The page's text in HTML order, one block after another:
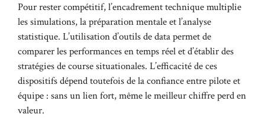
Pour rester compétitif, l’encadrement technique multiplie
les simulations, la préparation mentale et l’analyse
statistique. L’utilisation d’outils de data permet de
comparer les performances en temps réel et d’établir des
stratégies de course situationales. L’efficacité de ces
dispositifs dépend toutefois de la confiance entre pilote et
équipe : sans un lien fort, même le meilleur chiffre perd en
valeur.